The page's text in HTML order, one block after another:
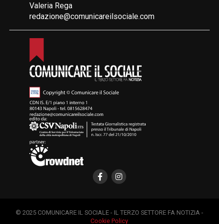
Valeria Rega
redazione@comunicareilsociale.com
© 2025 COMUNICARE IL SOCIALE - IL TERZO SETTORE FA NOTIZIA -
Cookie Policy